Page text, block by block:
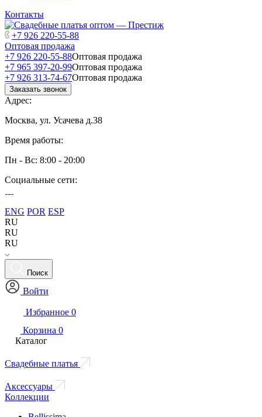
Контакты
+7 926 220-55-88
Оптовая продажа
+7 926 220-55-88Оптовая продажа
+7 965 397-20-99Оптовая продажа
+7 926 313-74-67Оптовая продажа
Заказать звонок
Адрес:
Москва, ул. Усачева д.38
Время работы:
Пн - Вс: 8:00 - 20:00
Социальные сети:
ENG POR ESP
RU
RU
RU
Поиск
Войти
Избранное 0
Корзина 0
Каталог
Свадебные платья
Аксессуары
Коллекции